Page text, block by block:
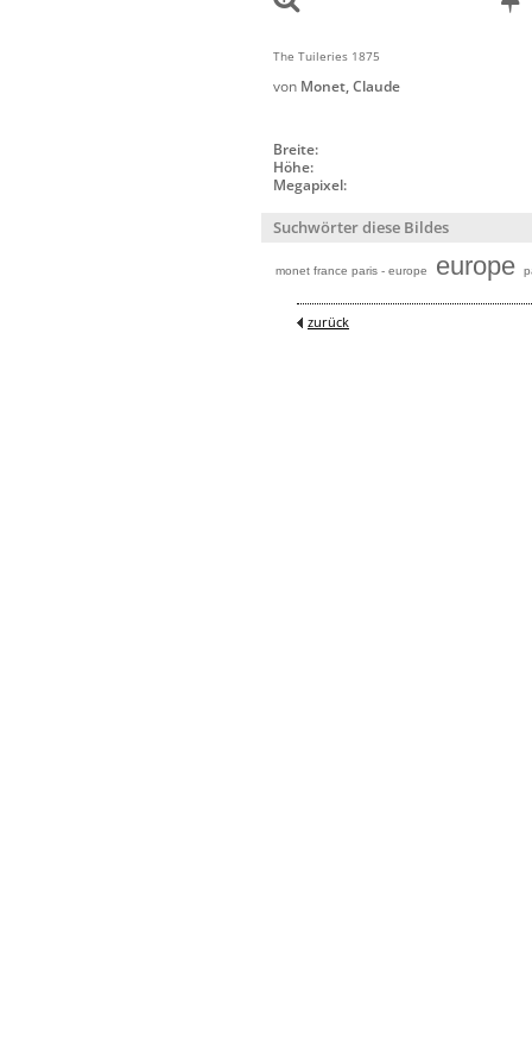
The Tuileries 1875
von Monet, Claude
Breite:
Höhe:
Megapixel:
Suchwörter diese Bildes
monet france paris - europe europe
zurück